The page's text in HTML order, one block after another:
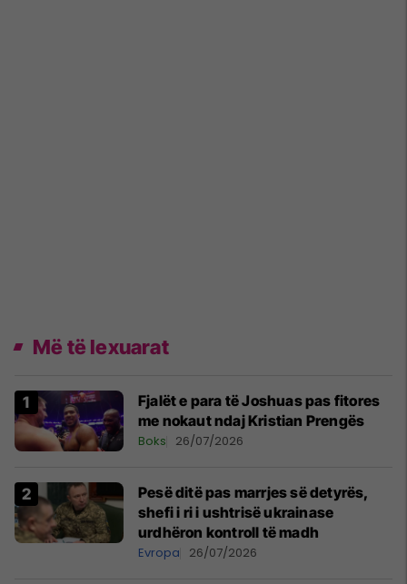
Më të lexuarat
Fjalët e para të Joshuas pas fitores
me nokaut ndaj Kristian Prengës
Boks 26/07/2026
Pesë ditë pas marrjes së detyrës,
shefi i ri i ushtrisë ukrainase
urdhëron kontroll të madh
Evropa 26/07/2026